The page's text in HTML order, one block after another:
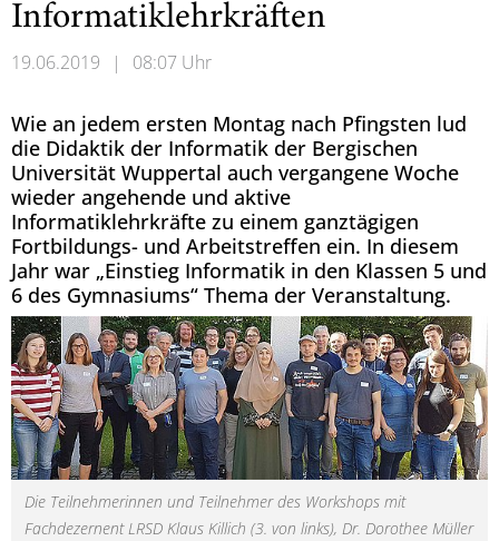
Informatiklehrkräften
19.06.2019 | 08:07 Uhr
Wie an jedem ersten Montag nach Pfingsten lud
die Didaktik der Informatik der Bergischen
Universität Wuppertal auch vergangene Woche
wieder angehende und aktive
Informatiklehrkräfte zu einem ganztägigen
Fortbildungs- und Arbeitstreffen ein. In diesem
Jahr war „Einstieg Informatik in den Klassen 5 und
6 des Gymnasiums“ Thema der Veranstaltung.
Die Teilnehmerinnen und Teilnehmer des Workshops mit
Fachdezernent LRSD Klaus Killich (3. von links), Dr. Dorothee Müller